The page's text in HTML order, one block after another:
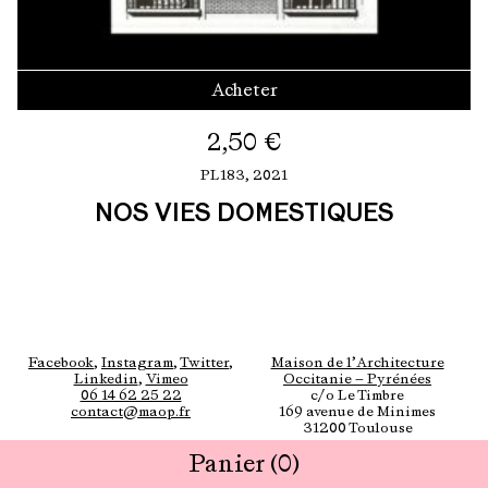
Acheter
2,50 €
PL183, 2021
NOS VIES DOMESTIQUES
Panier (0)
Facebook, Instagram, Twitter,
Linkedin, Vimeo
Maison de l’Architecture
Occitanie — Pyrénées
06 14 62 25 22
contact@maop.fr
c/o Le Timbre
169 avenue de Minimes
31200 Toulouse